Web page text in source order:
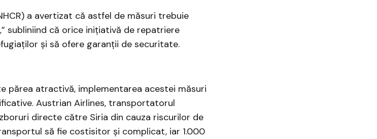
a avertizat că astfel de măsuri trebuie
subliniind că orice inițiativă de repatriere
și să ofere garanții de securitate.
părea atractivă, implementarea acestei măsuri
Austrian Airlines, transportatorul
directe către Siria din cauza riscurilor de
să fie costisitor și complicat, iar 1.000